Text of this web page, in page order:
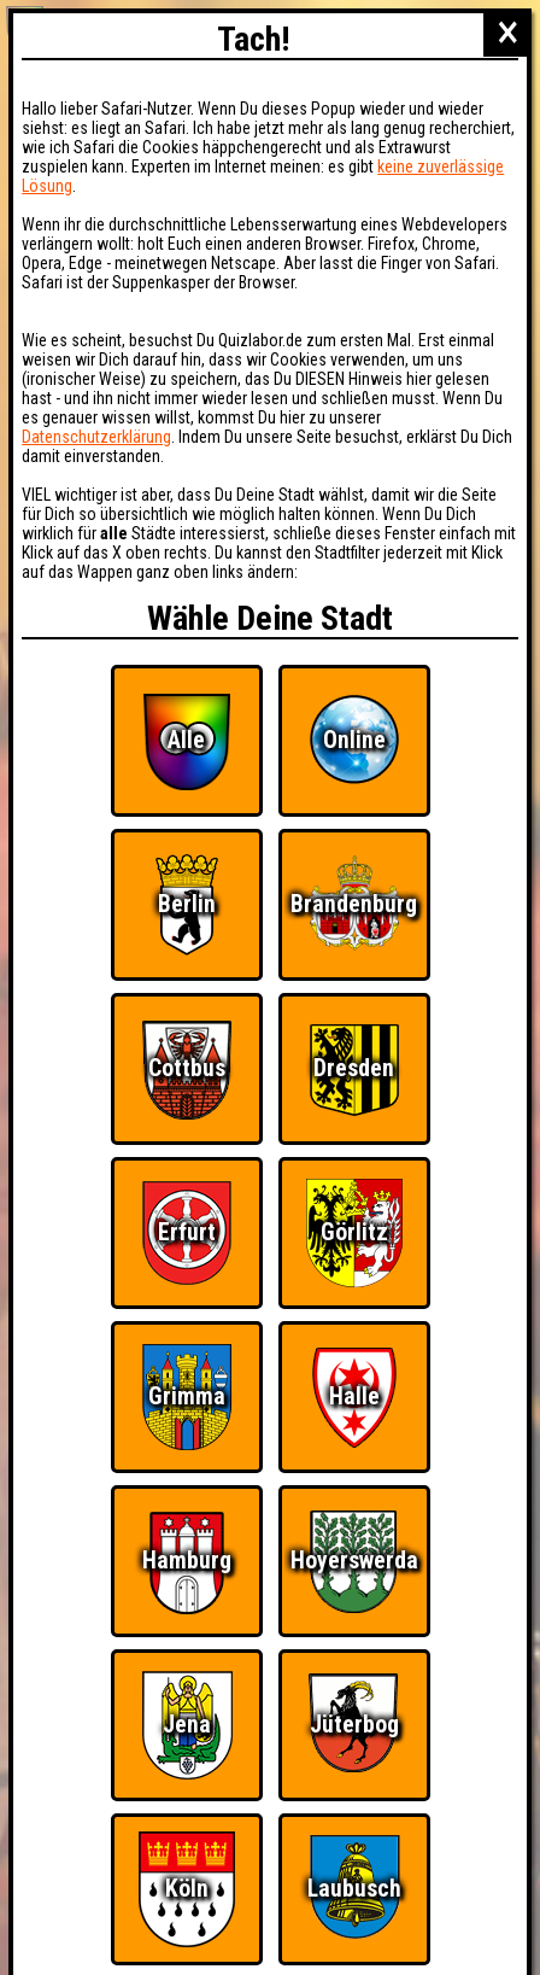
×
Tach!
Hallo lieber Safari-Nutzer. Wenn Du dieses Popup wieder und wieder
siehst: es liegt an Safari. Ich habe jetzt mehr als lang genug recherchiert,
wie ich Safari die Cookies häppchengerecht und als Extrawurst
zuspielen kann. Experten im Internet meinen: es gibt keine zuverlässige
Lösung
Wenn ihr die durchschnittliche Lebensserwartung eines Webdevelopers
verlängern wollt: holt Euch einen anderen Browser. Firefox, Chrome,
Opera, Edge - meinetwegen Netscape. Aber lasst die Finger von Safari.
Safari ist der Suppenkasper der Browser.
Wie es scheint, besuchst Du Quizlabor.de zum ersten Mal. Erst einmal
weisen wir Dich darauf hin, dass wir Cookies verwenden, um uns
(ironischer Weise) zu speichern, das Du DIESEN Hinweis hier gelesen
hast - und ihn nicht immer wieder lesen und schließen musst. Wenn Du
es genauer wissen willst, kommst Du hier zu unserer
Datenschutzerklärung . Indem Du unsere Seite besuchst, erklärst Du Dich
damit einverstanden.
VIEL wichtiger ist aber, dass Du Deine Stadt wählst, damit wir die Seite
für Dich so übersichtlich wie möglich halten können. Wenn Du Dich
wirklich füralle Städte interessierst, schließe dieses Fenster einfach mit
Klick auf das X oben rechts. Du kannst den Stadtfilter jederzeit mit Klick
auf das Wappen ganz oben links ändern:
Wähle Deine Stadt
Alle Online
Berlin Brandenburg
Cottbus Dresden
Erfurt Görlitz
Grimma Halle
Hamburg Hoyerswerda
Jena Jüterbog
Köln Laubusch